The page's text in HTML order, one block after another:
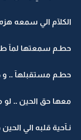
الكلآم الي سمعه
حطـم سمعتها لمآ
حطـم مستقبلهآ .. و
معها حق الحين ..
نـآحية قلبه الي